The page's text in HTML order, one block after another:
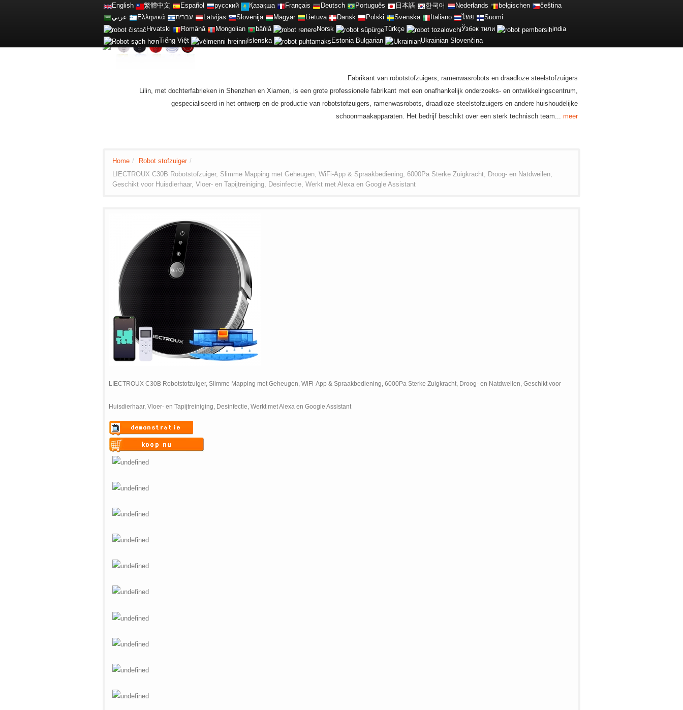
English 繁體中文 Español русский Қазақша Français Deutsch Português 日本語 한국어 Nederlands belgischen
čeština
عربي
Ελληνικά עברית Latvijas Slovenija Magyar Lietuva Dansk Polski Svenska Italiano ไทย
Suomi
Hrvatski
Română Mongolian bāṅlā Norsk Türkçe Ўзбек тили
india
Tiếng Việt
íslenska Estonia Bulgarian Ukrainian Slovenčina
Fabrikant van robotstofzuigers, ramenwasrobots en draadloze steelstofzuigers
Lilin, met dochterfabrieken in Shenzhen en Xiamen, is een grote professionele fabrikant met een onafhankelijk onderzoeks- en ontwikkelingscentrum,
gespecialiseerd in het ontwerp en de productie van robotstofzuigers, ramenwasrobots, draadloze steelstofzuigers en andere huishoudelijke
schoonmaakapparaten. Het bedrijf beschikt over een sterk technisch team... meer
Home / Robot stofzuiger /
LIECTROUX C30B Robotstofzuiger, Slimme Mapping met Geheugen, WiFi-App & Spraakbediening, 6000Pa Sterke Zuigkracht, Droog- en Natdweilen,
Geschikt voor Huisdierhaar, Vloer- en Tapijtreiniging, Desinfectie, Werkt met Alexa en Google Assistant
LIECTROUX C30B Robotstofzuiger, Slimme Mapping met Geheugen, WiFi-App & Spraakbediening, 6000Pa Sterke Zuigkracht, Droog- en Natdweilen, Geschikt voor
Huisdierhaar, Vloer- en Tapijtreiniging, Desinfectie, Werkt met Alexa en Google Assistant
Warning
: Undefined variable
$vii_demo_video_text in
/web/m.liectroux-
on line35
Warning : Undefined variable
/web/m.liectroux-
on line